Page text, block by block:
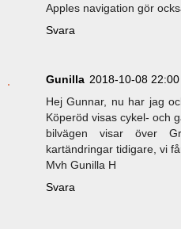
Apples navigation gör
Svara
Gunilla 2018-10-08 22:00
Hej Gunnar, nu har jag
Köperöd visas cykel- och
bilvägen visar över
kartändringar tidigare, vi
Mvh Gunilla H
Svara